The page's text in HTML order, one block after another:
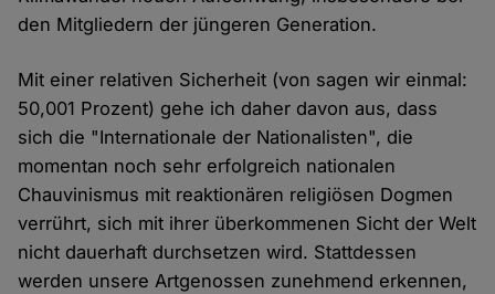
den Mitgliedern der jüngeren Generation.
Mit einer relativen Sicherheit (von sagen wir einmal:
50,001 Prozent) gehe ich daher davon aus, dass
sich die "Internationale der Nationalisten", die
momentan noch sehr erfolgreich nationalen
Chauvinismus mit reaktionären religiösen Dogmen
verrührt, sich mit ihrer überkommenen Sicht der Welt
nicht dauerhaft durchsetzen wird. Stattdessen
werden unsere Artgenossen zunehmend erkennen,